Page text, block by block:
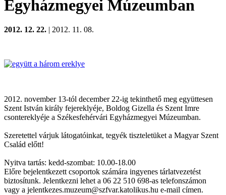
Egyházmegyei Múzeumban
2012. 12. 22. | 2012. 11. 08.
2012. november 13-tól december 22-ig tekinthető meg együttesen
Szent István király fejereklyéje, Boldog Gizella és Szent Imre
csontereklyéje a Székesfehérvári Egyházmegyei Múzeumban.
Szeretettel várjuk látogatóinkat, tegyék tiszteletüket a Magyar Szent
Család előtt!
Nyitva tartás: kedd-szombat: 10.00-18.00
Előre bejelentkezett csoportok számára ingyenes tárlatvezetést
biztosítunk. Jelentkezni lehet a 06 22 510 698-as telefonszámon
vagy a jelentkezes.muzeum@szfvar.katolikus.hu e-mail címen.